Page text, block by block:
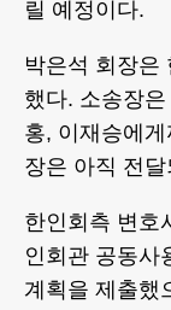
릴 예정이다.
박은석 회장은
했다. 소송장
홍, 이재승에
장은 아직 전
한인회측 변호
인회관 공동사
계획을 제출했